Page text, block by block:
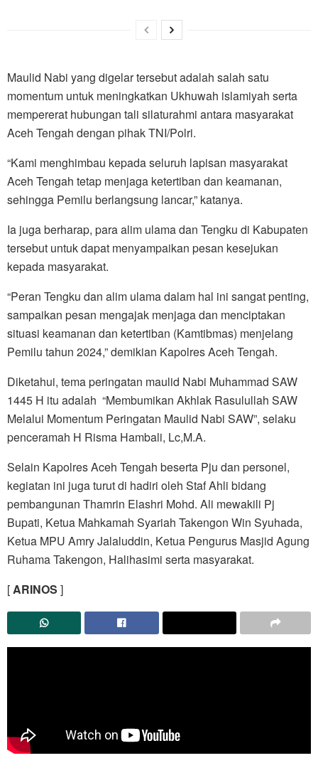
Maulid Nabi yang digelar tersebut adalah salah satu
momentum untuk meningkatkan Ukhuwah islamiyah serta
mempererat hubungan tali silaturahmi antara masyarakat
Aceh Tengah dengan pihak TNI/Polri.
“Kami menghimbau kepada seluruh lapisan masyarakat
Aceh Tengah tetap menjaga ketertiban dan keamanan,
sehingga Pemilu berlangsung lancar,” katanya.
Ia juga berharap, para alim ulama dan Tengku di Kabupaten
tersebut untuk dapat menyampaikan pesan kesejukan
kepada masyarakat.
“Peran Tengku dan alim ulama dalam hal ini sangat penting,
sampaikan pesan mengajak menjaga dan menciptakan
situasi keamanan dan ketertiban (Kamtibmas) menjelang
Pemilu tahun 2024,” demikian Kapolres Aceh Tengah.
Diketahui, tema peringatan maulid Nabi Muhammad SAW
1445 H itu adalah “Membumikan Akhlak Rasulullah SAW
Melalui Momentum Peringatan Maulid Nabi SAW”, selaku
penceramah H Risma Hambali, Lc,M.A.
Selain Kapolres Aceh Tengah beserta Pju dan personel,
kegiatan ini juga turut di hadiri oleh Staf Ahli bidang
pembangunan Thamrin Elashri Mohd. Ali mewakili Pj
Bupati, Ketua Mahkamah Syariah Takengon Win Syuhada,
Ketua MPU Amry Jalaluddin, Ketua Pengurus Masjid Agung
Ruhama Takengon, Halihasimi serta masyarakat.
[ARINOS ]